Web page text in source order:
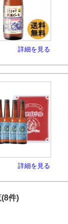
詳細を見る
詳細を見る
件)